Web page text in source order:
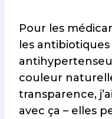
Pour les
les antibiotiques
couleur
transparence,
avec ça – elles